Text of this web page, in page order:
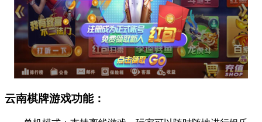
云南棋牌游戏功能：